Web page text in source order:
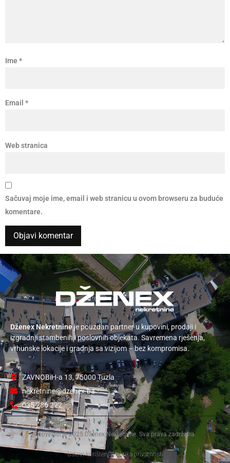
Ime *
Email *
Web stranica
Sačuvaj moje ime, email i web stranicu u ovom browseru za buduće
komentare.
Dženex Nekretnineje pouzdan partner u kupovini, prodaji i
izgradnji stambenih i poslovnih objekata. Savremena rješenja,
vrhunske lokacije i gradnja sa vizijom – bez kompromisa.
ZAVNOBiH-a 13, 75000 Tuzla
nekretnine@dzenex.ba
035 286 222
Copyright © 2025 Dženex Nekretnine. Sva prava zadržana.
Uslovi korištenjaPolitika privatnosti